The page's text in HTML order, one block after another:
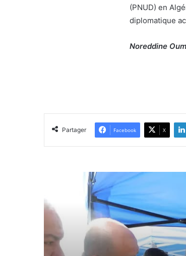
(PNUD) en
diplomatique
Noreddine
Partager Facebook X